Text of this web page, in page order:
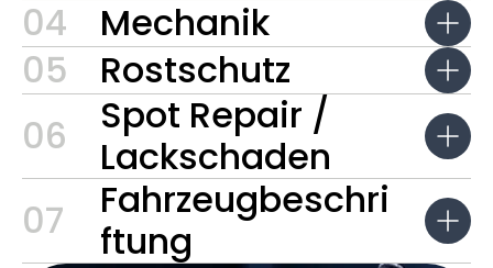
04
Mechanik
05
Rostschutz
06
Spot Repair /
Lackschaden
07
Fahrzeugbeschri
ftung